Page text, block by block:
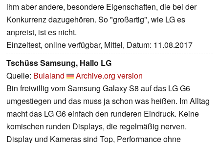
ihm aber andere, besondere Eigenschaften, die bei der
Konkurrenz dazugehören. So "großartig", wie LG es
anpreist, ist es nicht.
Einzeltest, online verfügbar, Mittel, Datum: 11.08.2017
Tschüss Samsung, Hallo LG
Quelle: Bulaland
Archive.org version
Bin freiwillig vom Samsung Galaxy S8 auf das LG G6
umgestiegen und das muss ja schon was heißen. Im Alltag
macht das LG G6 einfach den runderen Eindruck. Keine
komischen runden Displays, die regelmäßig nerven.
Display und Kameras sind Top, Performance ohne